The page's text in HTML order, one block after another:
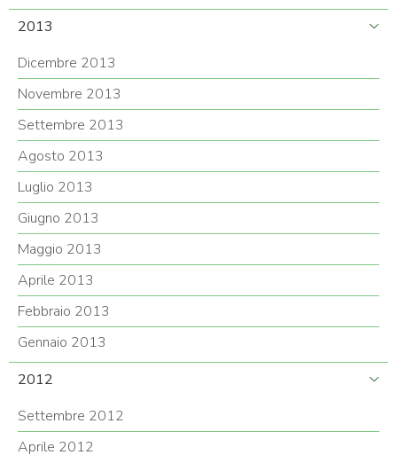
2013
Dicembre 2013
Novembre 2013
Settembre 2013
Agosto 2013
Luglio 2013
Giugno 2013
Maggio 2013
Aprile 2013
Febbraio 2013
Gennaio 2013
2012
Settembre 2012
Aprile 2012